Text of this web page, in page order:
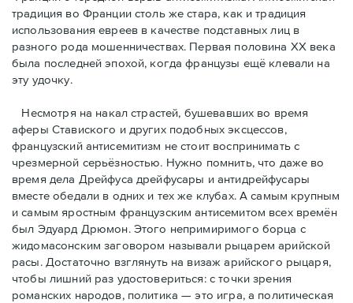
традиция во Франции столь же стара, как и традиция
использования евреев в качестве подставных лиц в
разного рода мошенничествах. Первая половина ХХ века
была последней эпохой, когда французы ещё клевали на
эту удочку.
Несмотря на накал страстей, бушевавших во время
аферы Ставиского и других подобных эксцессов,
французский антисемитизм не стоит воспринимать с
чрезмерной серьёзностью. Нужно помнить, что даже во
время дела Дрейфуса дрейфусары и антидрейфусары
вместе обедали в одних и тех же клубах. А самым крупным
и самым яростным французским антисемитом всех времён
был Эдуард Дрюмон. Этого непримиримого борца с
жидомасонским заговором называли рыцарем арийской
расы. Достаточно взглянуть на визаж арийского рыцаря,
чтобы лишний раз удостовериться: с точки зрения
романских народов, политика — это игра, а политическая